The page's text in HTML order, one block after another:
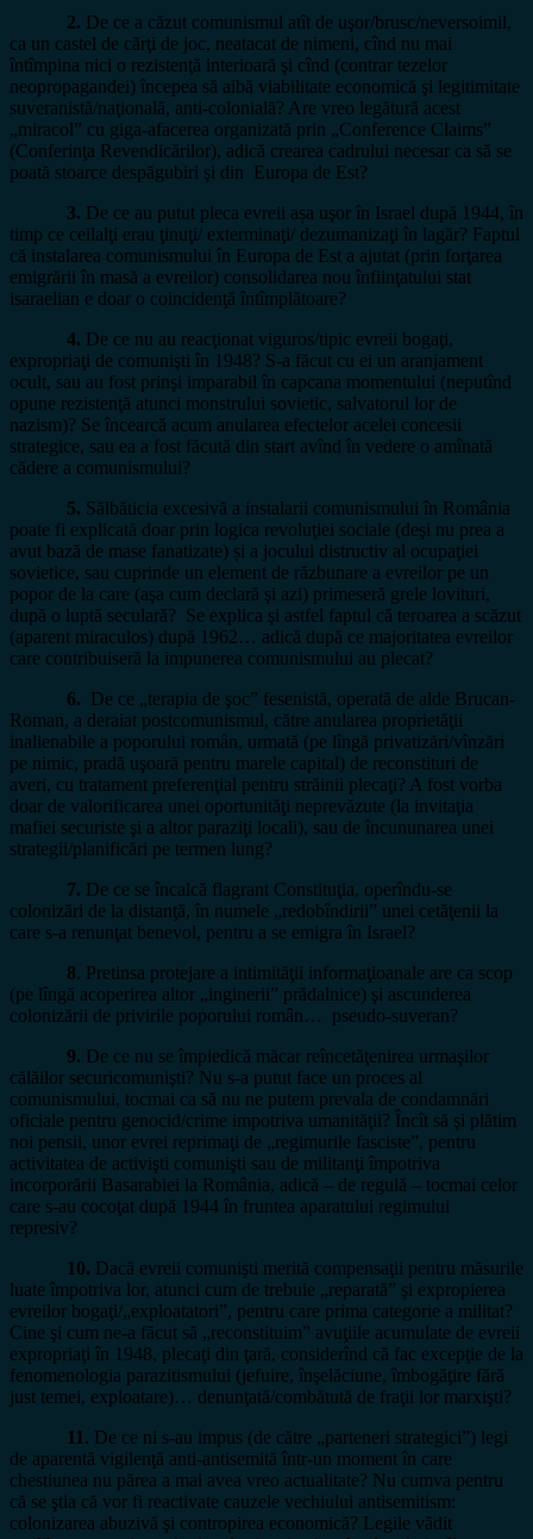
2. De ce a căzut comunismul atît de uşor/brusc/neversoimil,
ca un castel de cărţi de joc, neatacat de nimeni, cînd nu mai
întîmpina nici o rezistenţă interioară şi cînd (contrar tezelor
neopropagandei) începea să aibă viabilitate economică şi legitimitate
suveranistă/naţională, anti-colonială? Are vreo legătură acest
„miracol” cu giga-afacerea organizată prin „Conference Claims”
(Conferinţa Revendicărilor), adică crearea cadrului necesar ca să se
poată stoarce despăgubiri şi din Europa de Est?
3. De ce au putut pleca evreii așa uşor în Israel după 1944, în
timp ce ceilalţi erau ţinuţi/ exterminaţi/ dezumanizaţi în lagăr? Faptul
că instalarea comunismului în Europa de Est a ajutat (prin forţarea
emigrării în masă a evreilor) consolidarea nou înfiinţatului stat
isaraelian e doar o coincidenţă întîmplătoare?
4. De ce nu au reacţionat viguros/tipic evreii bogaţi,
expropriaţi de comunişti în 1948? S-a făcut cu ei un aranjament
ocult, sau au fost prinşi imparabil în capcana momentului (neputînd
opune rezistenţă atunci monstrului sovietic, salvatorul lor de
nazism)? Se încearcă acum anularea efectelor acelei concesii
strategice, sau ea a fost făcută din start avînd în vedere o amînată
cădere a comunismului?
5. Sălbăticia excesivă a instalarii comunismului în România
poate fi explicată doar prin logica revoluţiei sociale (deşi nu prea a
avut bază de mase fanatizate) și a jocului distructiv al ocupaţiei
sovietice, sau cuprinde un element de răzbunare a evreilor pe un
popor de la care (aşa cum declară şi azi) primeseră grele lovituri,
după o luptă seculară? Se explica şi astfel faptul că teroarea a scăzut
(aparent miraculos) după 1962… adică după ce majoritatea evreilor
care contribuiseră la impunerea comunismului au plecat?
6. De ce „terapia de şoc” fesenistă, operată de alde Brucan-
Roman, a deraiat postcomunismul, către anularea proprietăţii
inalienabile a poporului român, urmată (pe lîngă privatizări/vînzări
pe nimic, pradă uşoară pentru marele capital) de reconstituri de
averi, cu tratament preferenţial pentru străinii plecaţi? A fost vorba
doar de valorificarea unei oportunităţi neprevăzute (la invitaţia
mafiei securiste şi a altor paraziţi locali), sau de încununarea unei
strategii/planificări pe termen lung?
7. De ce se încalcă flagrant Constituţia, operîndu-se
colonizări de la distanţă, în numele „redobîndirii” unei cetăţenii la
care s-a renunţat benevol, pentru a se emigra în Israel?
8. Pretinsa protejare a intimităţii informaţioanale are ca scop
(pe lîngă acoperirea altor „inginerii” prădalnice) şi ascunderea
colonizării de privirile poporului român… pseudo-suveran?
9. De ce nu se împiedică măcar reîncetăţenirea urmaşilor
călăilor securicomunişti? Nu s-a putut face un proces al
comunismului, tocmai ca să nu ne putem prevala de condamnări
oficiale pentru genocid/crime impotriva umanităţii? Încît să şi plătim
noi pensii, unor evrei reprimaţi de „regimurile fasciste”, pentru
activitatea de activişti comunişti sau de militanţi împotriva
incorporării Basarabiei la România, adică – de regulă – tocmai celor
care s-au cocoţat după 1944 în fruntea aparatului regimului
represiv?
10. Dacă evreii comunişti merită compensaţii pentru măsurile
luate împotriva lor, atunci cum de trebuie „reparată” şi expropierea
evreilor bogaţi/„exploatatori”, pentru care prima categorie a militat?
Cine şi cum ne-a făcut să „reconstituim” avuţiile acumulate de evreii
expropriaţi în 1948, plecaţi din ţară, considerînd că fac excepţie de la
fenomenologia parazitismului (jefuire, înşelăciune, îmbogăţire fără
just temei, exploatare)… denunţată/combătută de fraţii lor marxişti?
11 . De ce ni s-au impus (de către „parteneri strategici”) legi
de aparentă vigilenţă anti-antisemită într-un moment în care
chestiunea nu părea a mai avea vreo actualitate? Nu cumva pentru
că se ştia că vor fi reactivate cauzele vechiului antisemitism:
colonizarea abuzivă şi contropirea economică? Legile vădit